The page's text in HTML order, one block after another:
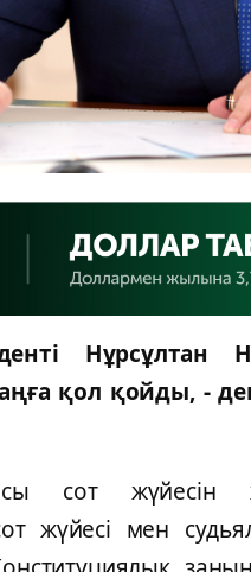
Нұрсұлтан
қол қойды, -
сот жүйесін
жүйесі мен